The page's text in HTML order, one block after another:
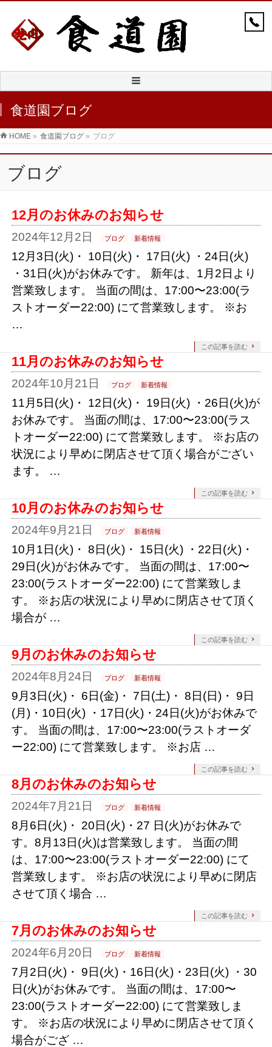
食道園ブログ
HOME » 食道園ブログ » ブログ
ブログ
12月のお休みのお知らせ
2024年12月2日 ブログ 新着情報
12月3日(火)・ 10日(火)・ 17日(火) ・24日(火)
・31日(火)がお休みです。 新年は、1月2日より
営業致します。 当面の間は、17:00〜23:00(ラ
ストオーダー22:00) にて営業致します。 ※お
…
この記事を読む
11月のお休みのお知らせ
2024年10月21日 ブログ 新着情報
11月5日(火)・ 12日(火)・ 19日(火) ・26日(火)が
お休みです。 当面の間は、17:00〜23:00(ラス
トオーダー22:00) にて営業致します。 ※お店の
状況により早めに閉店させて頂く場合がござい
ます。 …
この記事を読む
10月のお休みのお知らせ
2024年9月21日 ブログ 新着情報
10月1日(火)・ 8日(火)・ 15日(火) ・22日(火)・
29日(火)がお休みです。 当面の間は、17:00〜
23:00(ラストオーダー22:00) にて営業致しま
す。 ※お店の状況により早めに閉店させて頂く
場合が …
この記事を読む
9月のお休みのお知らせ
2024年8月24日 ブログ 新着情報
9月3日(火)・ 6日(金)・ 7日(土)・ 8日(日)・ 9日
(月)・10日(火) ・17日(火)・24日(火)がお休みで
す。 当面の間は、17:00〜23:00(ラストオーダ
ー22:00) にて営業致します。 ※お店 …
この記事を読む
8月のお休みのお知らせ
2024年7月21日 ブログ 新着情報
8月6日(火)・ 20日(火)・27 日(火)がお休みで
す。8月13日(火)は営業致します。 当面の間
は、17:00〜23:00(ラストオーダー22:00) にて
営業致します。 ※お店の状況により早めに閉店
させて頂く場合 …
この記事を読む
7月のお休みのお知らせ
2024年6月20日 ブログ 新着情報
7月2日(火)・ 9日(火)・16日(火)・23日(火) ・30
日(火)がお休みです。 当面の間は、17:00〜
23:00(ラストオーダー22:00) にて営業致しま
す。 ※お店の状況により早めに閉店させて頂く
場合がござ …